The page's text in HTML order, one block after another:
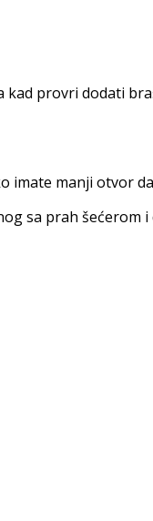
kad provri dodati
imate manji otvor
sa prah šećerom i